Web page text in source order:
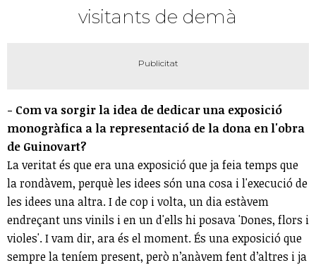
visitants de demà
- Com va sorgir la idea de dedicar una exposició
monogràfica a la representació de la dona en l'obra
de Guinovart?
La veritat és que era una exposició que ja feia temps que
la rondàvem, perquè les idees són una cosa i l'execució de
les idees una altra. I de cop i volta, un dia estàvem
endreçant uns vinils i en un d'ells hi posava 'Dones, flors i
violes'. I vam dir, ara és el moment. És una exposició que
sempre la teníem present, però n’anàvem fent d’altres i ja